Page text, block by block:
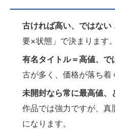
古ければ高い、ではない
要×状態」で決まります。
有名タイトル＝高値、で
古が多く、価格が落ち着
未開封なら常に最高値、
作品では強力ですが、真
になります。